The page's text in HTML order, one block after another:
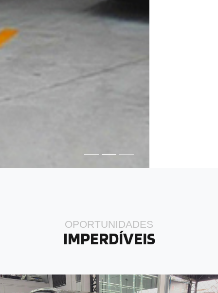
OPORTUNIDADES
IMPERDÍVEIS